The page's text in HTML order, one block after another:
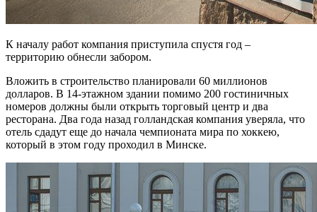
К началу работ компания приступила спустя год –
территорию обнесли забором.
Вложить в строительство планировали 60 миллионов
долларов. В 14-этажном здании помимо 200 гостиничных
номеров должны были открыть торговый центр и два
ресторана. Два года назад голландская компания уверяла, что
отель сдадут еще до начала чемпионата мира по хоккею,
который в этом году проходил в Минске.